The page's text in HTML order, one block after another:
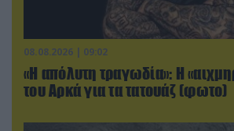
08.08.2026 | 09:02
«Η απόλυτη τραγωδία»: Η
του Αρκά για τα τατουάζ (φωτο)